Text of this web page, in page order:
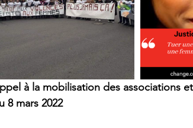
à la mobilisation des associations
8 mars 2022